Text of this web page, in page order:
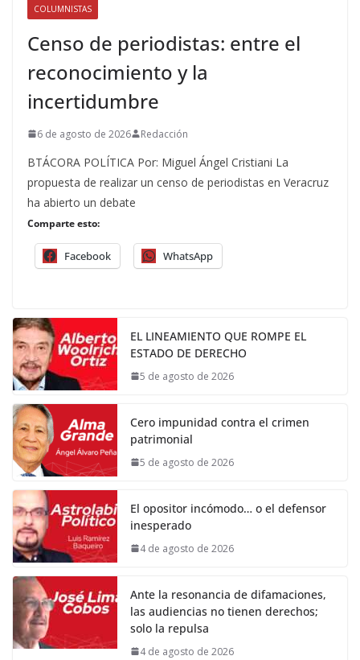
COLUMNISTAS
Censo de periodistas: entre el
reconocimiento y la
incertidumbre
6 de agosto de 2026 Redacción
BTÁCORA POLÍTICA Por: Miguel Ángel Cristiani La
propuesta de realizar un censo de periodistas en Veracruz
ha abierto un debate
Comparte esto:
Facebook WhatsApp
EL LINEAMIENTO QUE ROMPE EL
ESTADO DE DERECHO
5 de agosto de 2026
Cero impunidad contra el crimen
patrimonial
5 de agosto de 2026
El opositor incómodo… o el defensor
inesperado
4 de agosto de 2026
Ante la resonancia de difamaciones,
las audiencias no tienen derechos;
solo la repulsa
4 de agosto de 2026